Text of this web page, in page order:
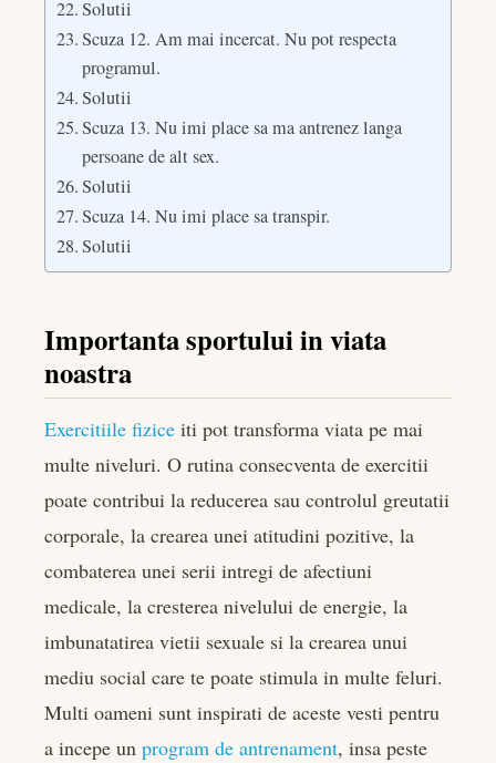
Solutii
Scuza 12. Am mai incercat. Nu pot respecta
programul.
Solutii
Scuza 13. Nu imi place sa ma antrenez langa
persoane de alt sex.
Solutii
Scuza 14. Nu imi place sa transpir.
Solutii
Importanta sportului in viata
noastra
Exercitiile fizice iti pot transforma viata pe mai
multe niveluri. O rutina consecventa de exercitii
poate contribui la reducerea sau controlul greutatii
corporale, la crearea unei atitudini pozitive, la
combaterea unei serii intregi de afectiuni
medicale, la cresterea nivelului de energie, la
imbunatatirea vietii sexuale si la crearea unui
mediu social care te poate stimula in multe feluri.
Multi oameni sunt inspirati de aceste vesti pentru
a incepe un program de antrenament, insa peste